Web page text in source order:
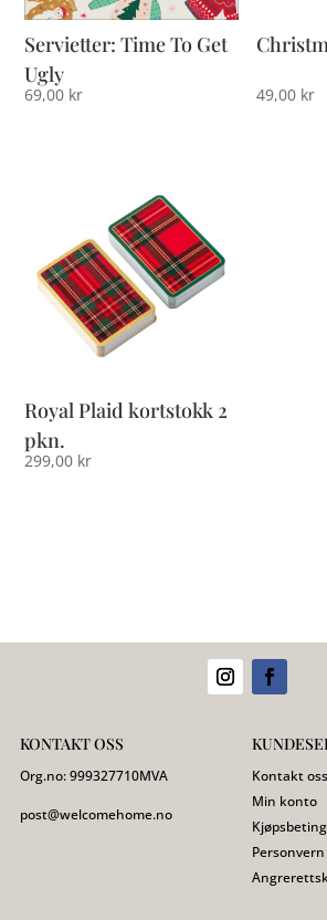
Servietter: Time To Get
Ugly
69,00 kr 49,00 kr
Royal Plaid kortstokk 2
pkn.
299,00 kr
KONTAKT OSS
Org.no:999327710MVA
post@welcomehome.no
Kontakt oss
Min konto